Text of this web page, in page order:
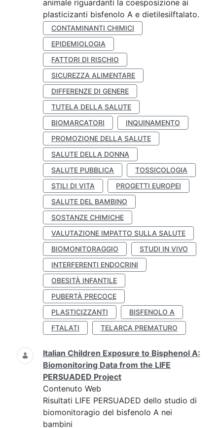
animale riguardanti la coesposizione ai
plasticizanti bisfenolo A e dietilesilftalato.
CONTAMINANTI CHIMICI
EPIDEMIOLOGIA
FATTORI DI RISCHIO
SICUREZZA ALIMENTARE
DIFFERENZE DI GENERE
TUTELA DELLA SALUTE
BIOMARCATORI
INQUINAMENTO
PROMOZIONE DELLA SALUTE
SALUTE DELLA DONNA
SALUTE PUBBLICA
TOSSICOLOGIA
STILI DI VITA
PROGETTI EUROPEI
SALUTE DEL BAMBINO
SOSTANZE CHIMICHE
VALUTAZIONE IMPATTO SULLA SALUTE
BIOMONITORAGGIO
STUDI IN VIVO
INTERFERENTI ENDOCRINI
OBESITÀ INFANTILE
PUBERTÀ PRECOCE
PLASTICIZZANTI
BISFENOLO A
FTALATI
TELARCA PREMATURO
Italian Children Exposure to Bisphenol A:
Biomonitoring Data from the LIFE
PERSUADED Project
Contenuto Web
Risultati LIFE PERSUADED dello studio di
biomonitoragio del bisfenolo A nei
bambini